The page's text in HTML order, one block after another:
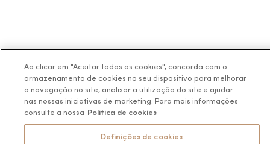
Ao clicar em "Aceitar todos os cookies", concorda com o
armazenamento de cookies no seu dispositivo para melhorar
a navegação no site, analisar a utilização do site e ajudar
nas nossas iniciativas de marketing. Para mais informações
consulte a nossa Politica de cookies
Definições de cookies